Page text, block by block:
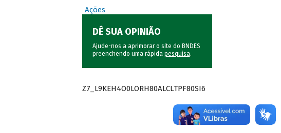
Ações
DÊ SUA OPINIÃO
Ajude-nos a aprimorar o site do BNDES
preenchendo uma rápida pesquisa.
Z7_L9KEH4O0LORH80ALCLTPF80SI6